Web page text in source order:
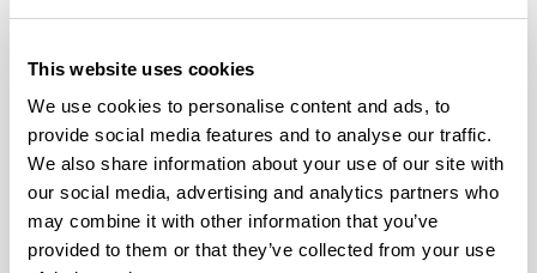
This website uses cookies
We use cookies to personalise content and ads, to
provide social media features and to analyse our traffic.
We also share information about your use of our site with
our social media, advertising and analytics partners who
may combine it with other information that you’ve
provided to them or that they’ve collected from your use
atencionaclientes@pesa.net
ZIZTU UNIBERTSITATE ELKARTEA
https://www.ziztuelkartea.eus